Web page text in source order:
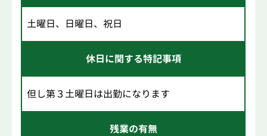
土曜日、日曜日、祝日
休日に関する特記事項
但し第３土曜日は出勤になります
残業の有無